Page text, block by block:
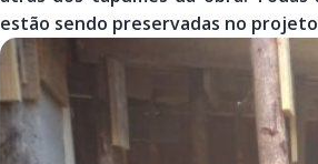
estão sendo preservadas no